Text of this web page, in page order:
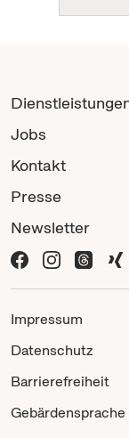
Jobs
Kontakt
Presse
Newsletter
Impressum
Datenschutz
Barrierefreiheit
Gebärdensprache